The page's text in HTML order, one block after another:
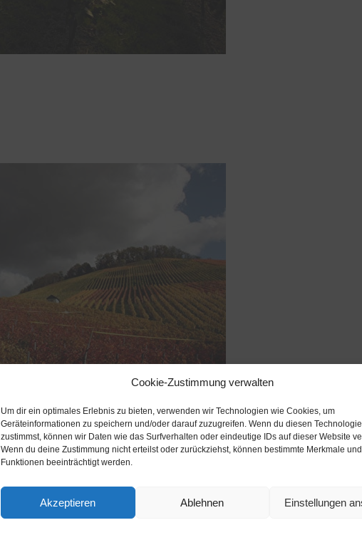
Cookie-Zustimmung verwalten
Um dir ein optimales Erlebnis zu bieten, verwenden wir Technologien wie Cookies, um
Geräteinformationen zu speichern und/oder darauf zuzugreifen. Wenn du diesen
zustimmst, können wir Daten wie das Surfverhalten oder eindeutige IDs auf dieser Website
Wenn du deine Zustimmung nicht erteilst oder zurückziehst, können bestimmte Merkmale und
Funktionen beeinträchtigt werden.
Akzeptieren Ablehnen Einstellungen